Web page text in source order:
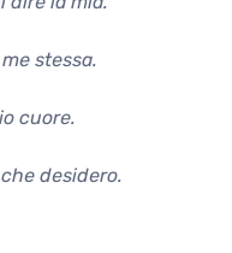
stessa.
cuore.
desidero.